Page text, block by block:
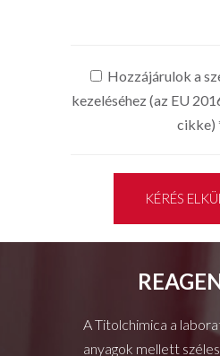
Hozzájárulok a
kezeléséhez (az EU
cikke)
KÉRÉS
A Titolchimica a
anyagok mellett